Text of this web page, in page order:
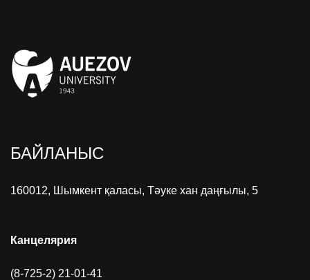
БАЙЛАНЫС
160012, Шымкент қаласы, Тәуке хан даңғылы, 5
Канцелярия
(8-725-2) 21-01-41